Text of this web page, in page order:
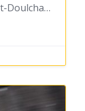
54 D Rte d'Orléans, 18230 Saint-Doulchard